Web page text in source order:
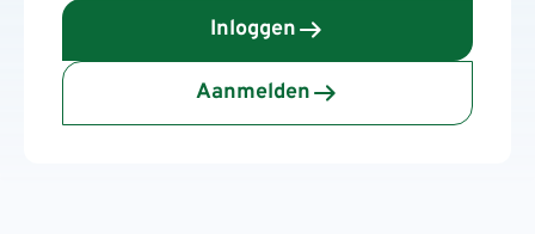
Inloggen
Aanmelden